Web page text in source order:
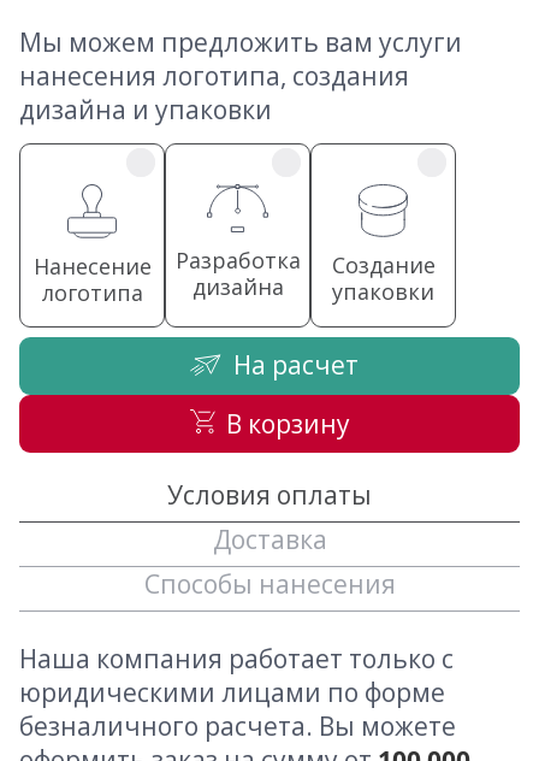
Мы можем предложить вам услуги
нанесения логотипа, создания
дизайна и упаковки
Нанесение
логотипа
Разработка
дизайна
Создание
упаковки
На расчет
В корзину
Условия оплаты
Доставка
Способы нанесения
Наша компания работает только с
юридическими лицами по форме
безналичного расчета. Вы можете